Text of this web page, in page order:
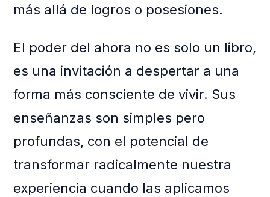
más allá de logros o posesiones.
El poder del ahora no es solo un libro,
es una invitación a despertar a una
forma más consciente de vivir. Sus
enseñanzas son simples pero
profundas, con el potencial de
transformar radicalmente nuestra
experiencia cuando las aplicamos